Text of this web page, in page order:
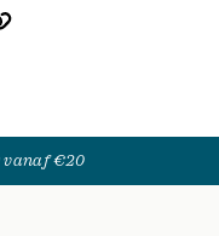
vanaf €20